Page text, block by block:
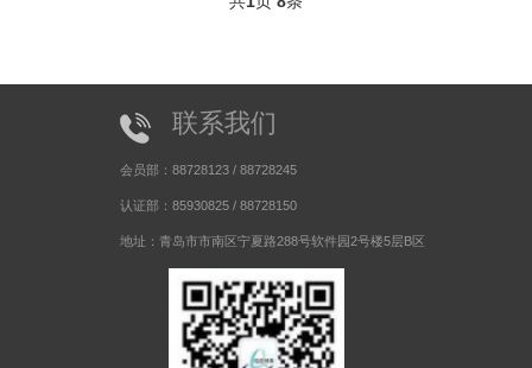
联系我们
会员部：88728123 / 88728245
认证部：85930825 / 88728150
地址：青岛市市南区宁夏路288号软件园2号楼5层B区